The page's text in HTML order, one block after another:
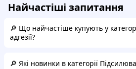
Найчастіші запитання
🔎 Що найчастіше купують у
адгезії?
🔎 Які новинки в категорії